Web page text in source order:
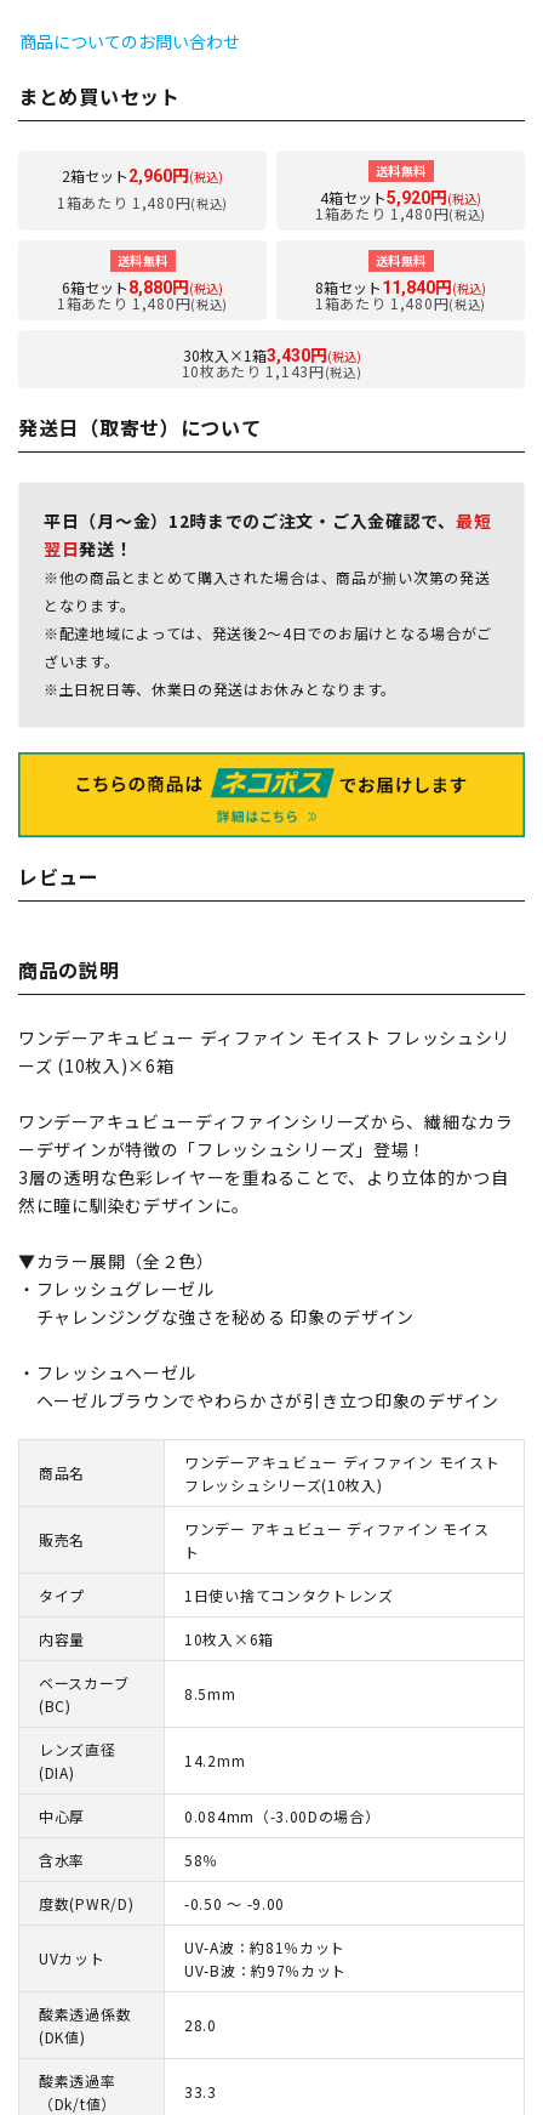
商品についてのお問い合わせ
まとめ買いセット
2箱セット2,960円 (税込)
1箱あたり 1,480円(税込)
送料無料
4箱セット5,920円 (税込)
1箱あたり 1,480円(税込)
送料無料
6箱セット8,880円 (税込)
1箱あたり 1,480円(税込)
送料無料
8箱セット11,840円 (税込)
1箱あたり 1,480円(税込)
30枚入×1箱3,430円 (税込)
10枚あたり 1,143円(税込)
発送日（取寄せ）について
平日（月～金）12時までのご注文・ご入金確認で、 最短
翌日発送！
※他の商品とまとめて購入された場合は、商品が揃い次第の発送
となります。
※配達地域によっては、発送後2～4日でのお届けとなる場合がご
ざいます。
※土日祝日等、休業日の発送はお休みとなります。
レビュー
商品の説明
ワンデーアキュビュー ディファイン モイスト フレッシュシリ
ーズ (10枚入)×6箱
ワンデーアキュビューディファインシリーズから、繊細なカラ
ーデザインが特徴の「フレッシュシリーズ」登場！
3層の透明な色彩レイヤーを重ねることで、より立体的かつ自
然に瞳に馴染むデザインに。
▼カラー展開（全２色）
・フレッシュグレーゼル
チャレンジングな強さを秘める 印象のデザイン
・フレッシュヘーゼル
ヘーゼルブラウンでやわらかさが引き立つ印象のデザイン
商品名
ワンデーアキュビュー ディファイン モイスト
フレッシュシリーズ(10枚入)
販売名
ワンデー アキュビュー ディファイン モイス
ト
タイプ 1日使い捨てコンタクトレンズ
内容量 10枚入×6箱
ベースカーブ
(BC)
8.5mm
レンズ直径
(DIA)
14.2mm
中心厚 0.084mm（-3.00Dの場合）
含水率 58％
度数(PWR/D) -0.50 ～ -9.00
UVカット
UV-A波：約81％カット
UV-B波：約97％カット
酸素透過係数
(DK値)
28.0
酸素透過率
（Dk/t値）
33.3